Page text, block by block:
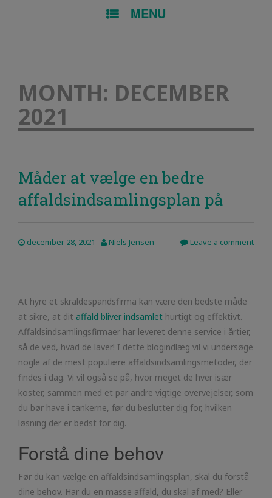
MENU
MONTH: DECEMBER
2021
Måder at vælge en bedre
affaldsindsamlingsplan på
december 28, 2021 Niels Jensen Leave a comment
At hyre et skraldespandsfirma kan være den bedste måde
at sikre, at dit affald bliver indsamlet hurtigt og effektivt.
Affaldsindsamlingsfirmaer har leveret denne service i årtier,
så de ved, hvad de laver! I dette blogindlæg vil vi undersøge
nogle af de mest populære affaldsindsamlingsmetoder, der
findes i dag. Vi vil også se på, hvor meget de hver især
koster, sammen med et par andre vigtige overvejelser, som
du bør have i tankerne, før du beslutter dig for, hvilken
løsning der er bedst for dig.
Forstå dine behov
Før du kan vælge en affaldsindsamlingsplan, skal du forstå
dine behov. Har du en masse affald, du skal af med? Eller